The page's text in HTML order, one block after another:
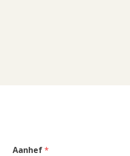
Aanhef,*